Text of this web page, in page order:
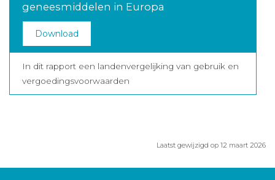
geneesmiddelen in Europa
Download
In dit rapport een landenvergelijking van gebruik en
vergoedingsvoorwaarden
Laatst gewijzigd op 12 maart 2026